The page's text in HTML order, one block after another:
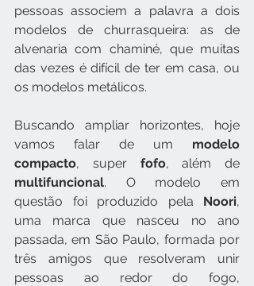
pessoas associem a palavra a dois
modelos de churrasqueira: as de
alvenaria com chaminé, que muitas
das vezes é difícil de ter em casa, ou
os modelos metálicos.
Buscando ampliar horizontes, hoje
vamos falar de um modelo
compacto, super fofo
multifuncional. O modelo em
questão foi produzido pela Noori,
uma marca que nasceu no ano
passada, em São Paulo, formada por
três amigos que resolveram unir
pessoas ao redor do fogo,